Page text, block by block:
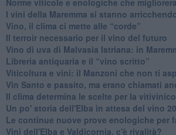
​I vini della Maremma si stanno
Vino, il clima ci mette alle “corde”
Il terroir necessario per il vino del futuro
​Vino di uva di Malvasia Istriana: in
​Libreria antiquaria e il “vino scritto”
​Viticoltura e vini: il Manzoni che non ti
​Vin Santo e passito, ma erano chiamati
Il clima determina le scelte per la
Un po' storia dell'Elba in attesa del vino
Le continue nuove prove enologiche per
Vini dell'Elba e Valdicornia, c'è rivalità?